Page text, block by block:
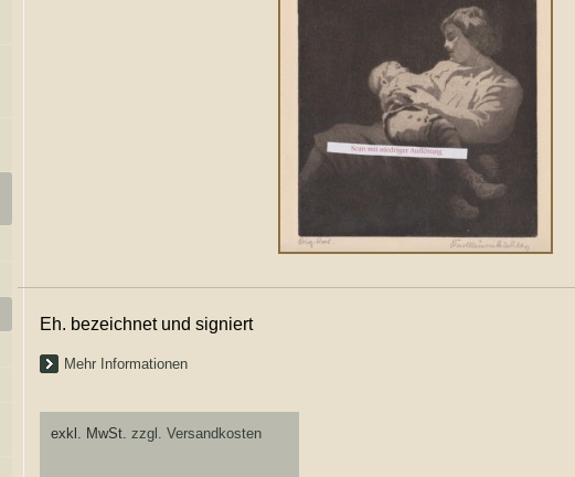
Eh. bezeichnet und signiert
Mehr Informationen
exkl. MwSt. zzgl. Versandkosten